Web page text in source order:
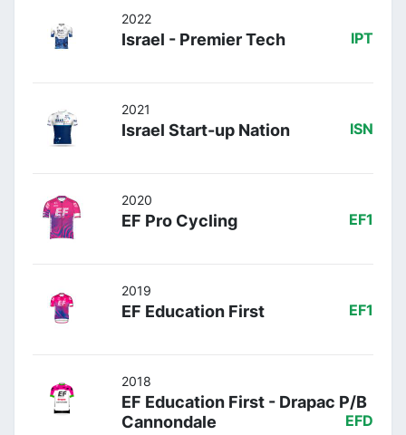
2022
Israel - Premier Tech IPT
2021
Israel Start-up Nation ISN
2020
EF Pro Cycling EF1
2019
EF Education First EF1
2018
EF Education First - Drapac P/B
Cannondale
EFD